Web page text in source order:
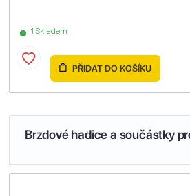
1 Skladem
PŘIDAT DO KOŠÍKU
Brzdové hadice a součástky